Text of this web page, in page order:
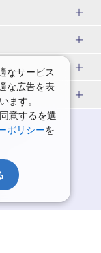
アー
アー
アー
ツアー
海道)
海道)
道)
旅行 国内版
ィーク（GW）の国内
行
行
行
リシー
なサービス
な広告を表
ます。
意するを選
ポリシーを